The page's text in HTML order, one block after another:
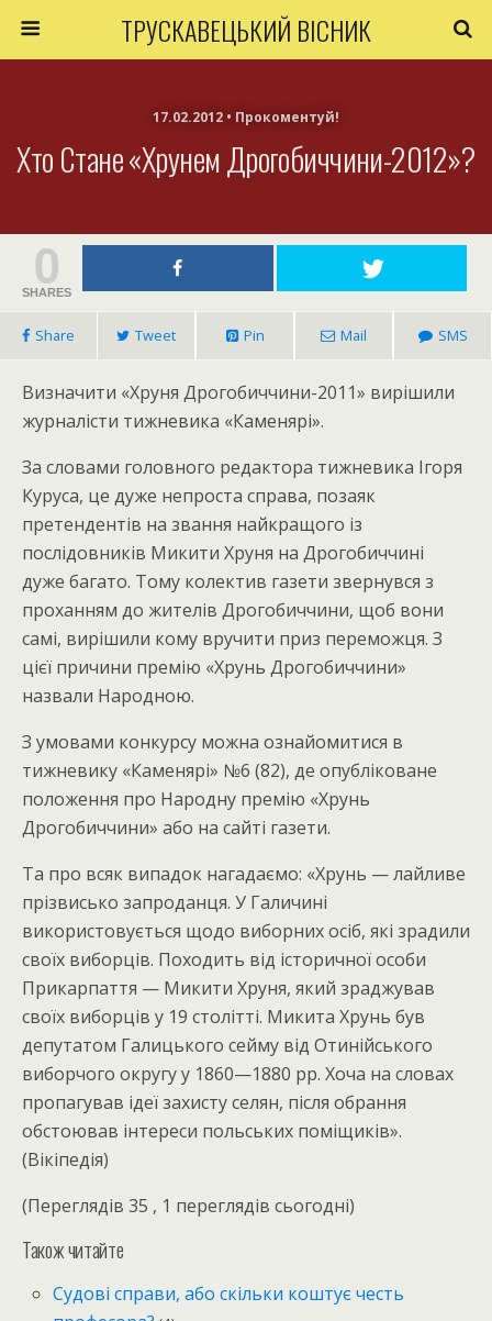
ТРУСКАВЕЦЬКИЙ ВІСНИК
17.02.2012 • Прокоментуй!
Хто Стане «Хрунем Дрогобиччини-2012»?
0
SHARES
Share Tweet Pin Mail SMS
Визначити «Хруня Дрогобиччини-2011» вирішили
журналісти тижневика «Каменярі».
За словами головного редактора тижневика Ігоря
Куруса, це дуже непроста справа, позаяк
претендентів на звання найкращого із
послідовників Микити Хруня на Дрогобиччині
дуже багато. Тому колектив газети звернувся з
проханням до жителів Дрогобиччини, щоб вони
самі, вирішили кому вручити приз переможця. З
цієї причини премію «Хрунь Дрогобиччини»
назвали Народною.
З умовами конкурсу можна ознайомитися в
тижневику «Каменярі» №6 (82), де опубліковане
положення про Народну премію «Хрунь
Дрогобиччини» або на сайті газети.
Та про всяк випадок нагадаємо: «Хрунь — лайливе
прізвисько запроданця. У Галичині
використовується щодо виборних осіб, які зрадили
своїх виборців. Походить від історичної особи
Прикарпаття — Микити Хруня, який зраджував
своїх виборців у 19 столітті. Микита Хрунь був
депутатом Галицького сейму від Отинійського
виборчого округу у 1860—1880 рр. Хоча на словах
пропагував ідеї захисту селян, після обрання
обстоював інтереси польських поміщиків».
(Вікіпедія)
(Переглядів 35 , 1 переглядів сьогодні)
Також читайте
Судові справи, або скільки коштує честь